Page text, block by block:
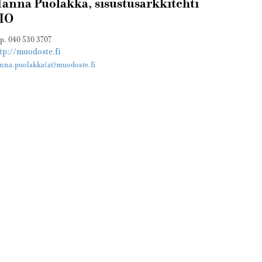
Puolakka, sisustusarkkitehti
040 530 3707
muodoste.fi